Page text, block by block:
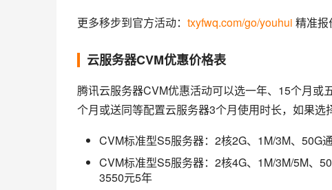
更多移步到官方活动： txyfwq.com/go/youhui 精准报
云服务器CVM优惠价格表
腾讯云服务器CVM优惠活动可以选一年、15个月
个月或送同等配置云服务器3个月使用时长，如果选
CVM标准型S5服务器：2核2G、1M/3M、50G
CVM标准型S5服务器：2核4G、1M/3M/5M、
3550元5年